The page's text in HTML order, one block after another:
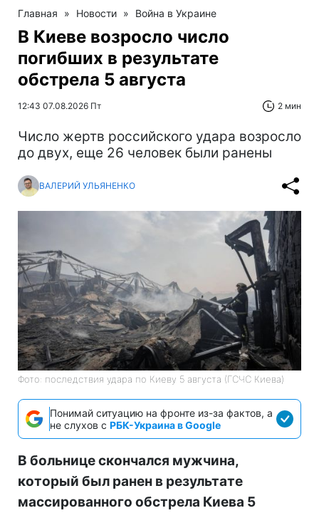
Главная » Новости » Война в Украине
В Киеве возросло число
погибших в результате
обстрела 5 августа
12:43 07.08.2026 Пт 2 мин
Число жертв российского удара возросло
до двух, еще 26 человек были ранены
ВАЛЕРИЙ УЛЬЯНЕНКО
Фото: последствия удара по Киеву 5 августа (ГСЧС Киева)
Понимай ситуацию на фронте из-за фактов, а
не слухов с РБК-Украина в Google
В больнице скончался мужчина,
который был ранен в результате
массированного обстрела Киева 5